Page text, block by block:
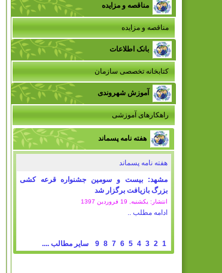
مناقصه و مزایده
مناقصه و مزایده
بانک اطلاعات
کتابخانه تخصصی سازمان
آموزش شهروندی
راهکارهای آموزشی
هفته نامه پسماند
هفته نامه پسماند
مشهد: بیست و سومین جشنواره قرعه کشی
بزرگ بازیافت برگزار شد
انتشار: یکشنبه, 19 فروردين 1397
ادامه مطلب ..
1
2
3
4
5
6
7
8
9 سایر مطالب ....